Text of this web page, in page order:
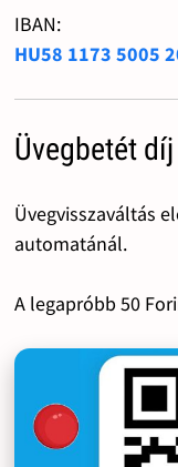
IBAN:
HU58 1173 5005
Üvegbetét díj
Üvegvisszaváltás
automatánál.
A legapróbb 50